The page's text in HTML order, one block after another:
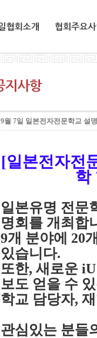
9월 7일 일본전자전문학교 설
[일본전자전
학
일본유명 전문
명회를 개최합
9개 분야에 20
있습니다.
또한, 새로운
보도 얻을 수
학교 담당자,
관심있는 분들